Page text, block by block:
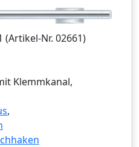
(Artikel-Nr. 02661)
Klemmkanal,
,